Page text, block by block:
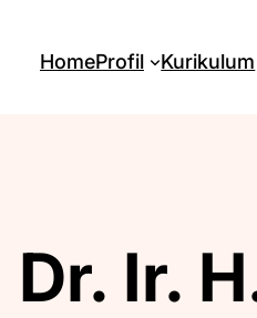
HomeProfil Kurikulum
Dr. Ir.